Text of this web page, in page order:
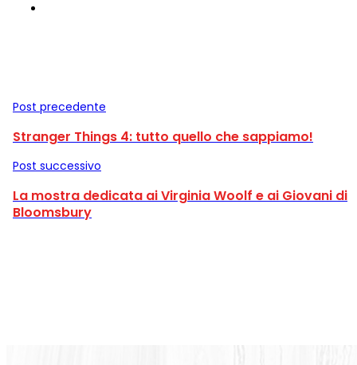
Post precedente
Stranger Things 4: tutto quello che sappiamo!
Post successivo
La mostra dedicata ai Virginia Woolf e ai Giovani di
Bloomsbury